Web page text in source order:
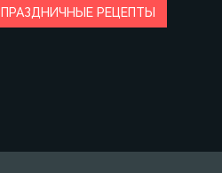
ПРАЗДНИЧНЫЕ РЕЦЕПТЫ